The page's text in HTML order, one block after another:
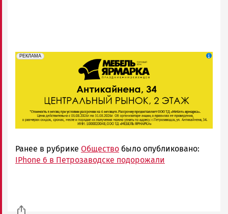
erid: 2SDnjeFymr3
РЕКЛАМА
Реклама
Ранее в рубрике Общество было опубликовано:
IPhone 6 в Петрозаводске подорожали